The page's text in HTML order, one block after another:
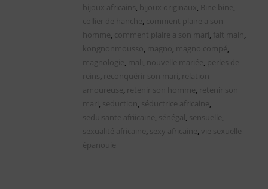
bijoux africains , bijoux originaux , Bine bine,
collier de hanche, comment plaire a son
homme, comment plaire a son mari , fait main,
kongnonmousso, magno, magno compé,
magnologie, mali , nouvelle mariée, perles de
reins , reconquérir son mari , relation
amoureuse, retenir son homme, retenir son
mari , seduction, séductrice africaine,
seduisante afriicaine, sénégal , sensuelle,
sexualité africaine, sexy africaine, vie sexuelle
épanouie